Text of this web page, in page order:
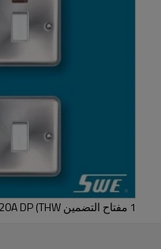
1 مفتاح التضمين 20A DP (THW نطاق)